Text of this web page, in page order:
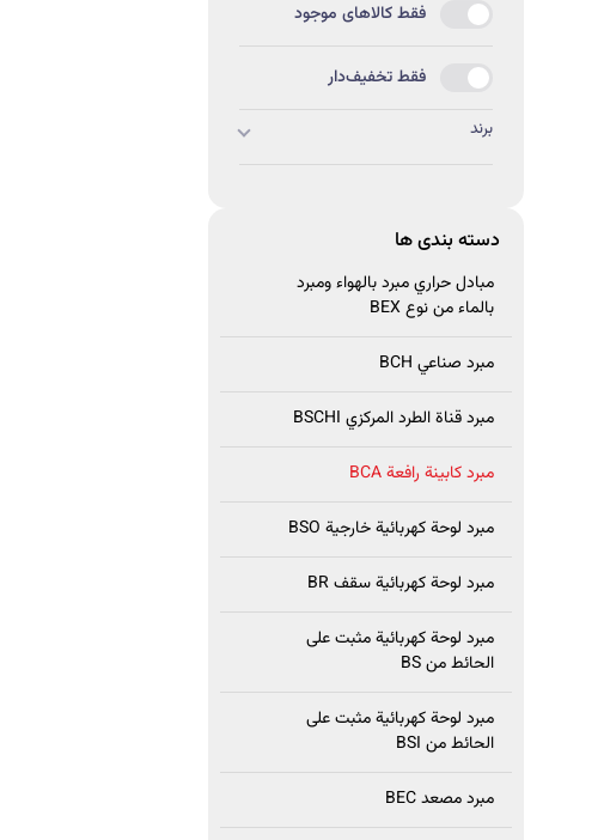
فقط کالاهای موجود
فقط تخفیف‌دار
برند
دسته بندی ها
مبادل حراري مبرد بالهواء ومبرد
بالماء من نوع BEX
مبرد صناعي BCH
مبرد قناة الطرد المركزي BSCHI
مبرد كابينة رافعة BCA
مبرد لوحة كهربائية خارجية BSO
مبرد لوحة كهربائية سقف BR
مبرد لوحة كهربائية مثبت على
الحائط من BS
مبرد لوحة كهربائية مثبت على
الحائط من BSI
مبرد مصعد BEC